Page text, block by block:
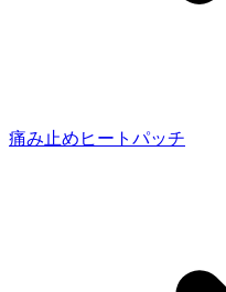
痛み止めヒートパッチ